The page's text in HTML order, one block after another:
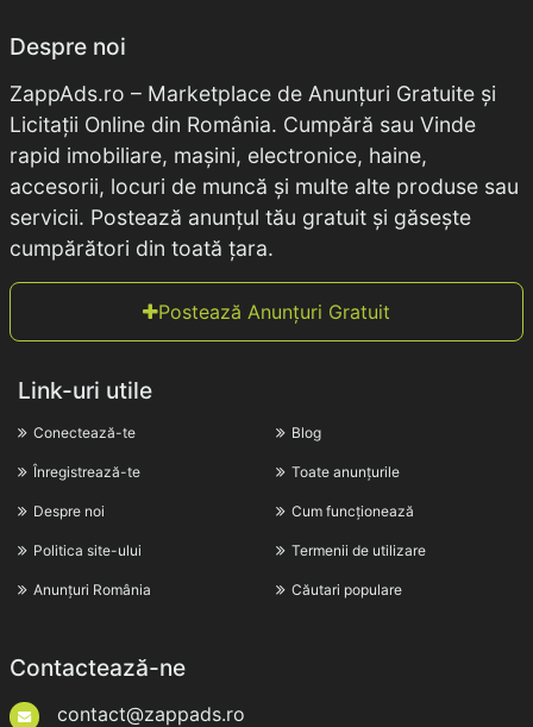
Despre noi
ZappAds.ro – Marketplace de Anunțuri Gratuite și
Licitații Online din România. Cumpără sau Vinde
rapid imobiliare, mașini, electronice, haine,
accesorii, locuri de muncă și multe alte produse sau
servicii. Postează anunțul tău gratuit și găsește
cumpărători din toată țara.
Postează Anunțuri Gratuit
Link-uri utile
Conectează-te
Înregistrează-te
Despre noi
Politica site-ului
Anunțuri România
Blog
Toate anunțurile
Cum funcționează
Termenii de utilizare
Căutari populare
Contactează-ne
contact@zappads.ro